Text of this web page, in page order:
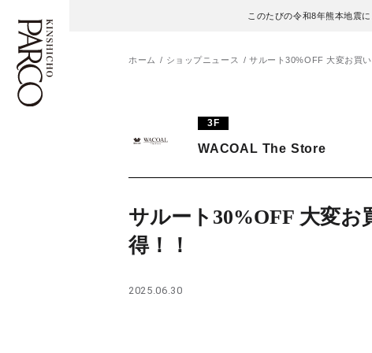
このたびの令和8年熊本地震
施設案内・アクセス
ホーム ショップニュース サルート30%OFF 大変お買い
3F
WACOAL The Store
サルート30%OFF 大変お
得！！
2025.06.30